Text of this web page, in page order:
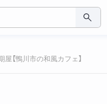
屋【鴨川市の和風カフェ】